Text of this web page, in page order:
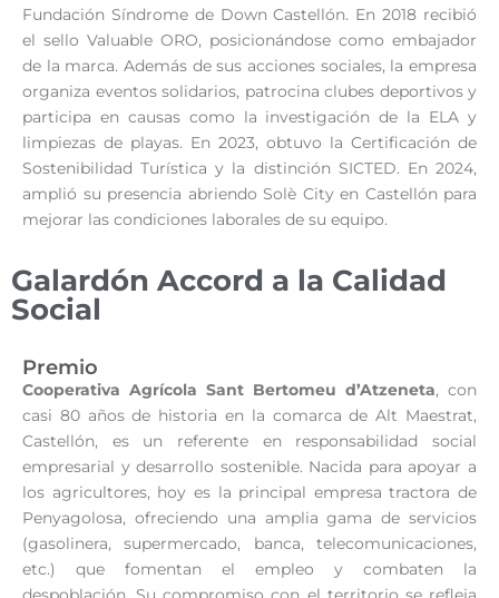
Fundación Síndrome de Down Castellón. En 2018 recibió
el sello Valuable ORO, posicionándose como embajador
de la marca. Además de sus acciones sociales, la empresa
organiza eventos solidarios, patrocina clubes deportivos y
participa en causas como la investigación de la ELA y
limpiezas de playas. En 2023, obtuvo la Certificación de
Sostenibilidad Turística y la distinción SICTED. En 2024,
amplió su presencia abriendo Solè City en Castellón para
mejorar las condiciones laborales de su equipo.
Galardón Accord a la Calidad
Social
Premio
Cooperativa Agrícola Sant Bertomeu d’Atzeneta, con
casi 80 años de historia en la comarca de Alt Maestrat,
Castellón, es un referente en responsabilidad social
empresarial y desarrollo sostenible. Nacida para apoyar a
los agricultores, hoy es la principal empresa tractora de
Penyagolosa, ofreciendo una amplia gama de servicios
(gasolinera, supermercado, banca, telecomunicaciones,
etc.) que fomentan el empleo y combaten la